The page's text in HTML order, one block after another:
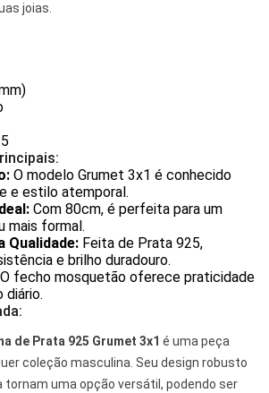
joias.
O modelo Grumet 3x1 é conhecido
e estilo atemporal.
Com 80cm, é perfeita para um
mais formal.
Qualidade: Feita de Prata 925,
e brilho duradouro.
O fecho mosquetão oferece praticidade
diário.
de Prata 925 Grumet 3x1 é uma peça
coleção masculina. Seu design robusto
tornam uma opção versátil, podendo ser